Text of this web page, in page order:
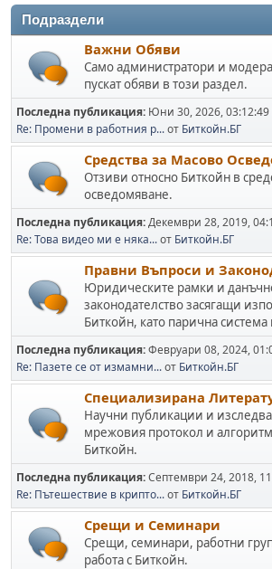
Подраздели
Важни Обяви
Само администратори и
пускат обяви в този раздел.
Последна публикация: Юни 30, 2026, 03:12:49
Re: Промени в работния р...от Биткойн.БГ
Средства за Масово
Отзиви относно Биткойн в
осведомяване.
Последна публикация:Декември 28, 2019,
Re: Това видео ми е няка...от Биткойн.БГ
Правни Въпроси и
Юридическите рамки и
законодателство засягащи
Биткойн, като парична система
Последна публикация:Февруари 08, 2024,
Re: Пазете се от измамни...от Биткойн.БГ
Специализирана
Научни публикации и
мрежовия протокол и
Биткойн.
Последна публикация:Септември 24, 2018,
Re: Пътешествие в крипто...от Биткойн.БГ
Срещи и Семинари
Срещи, семинари, работни
работа с Биткойн.